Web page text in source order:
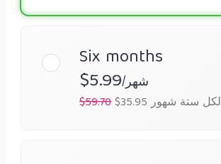
Six months
$5.99/شهر
$59.70 $35.95 لكل ستة شهور